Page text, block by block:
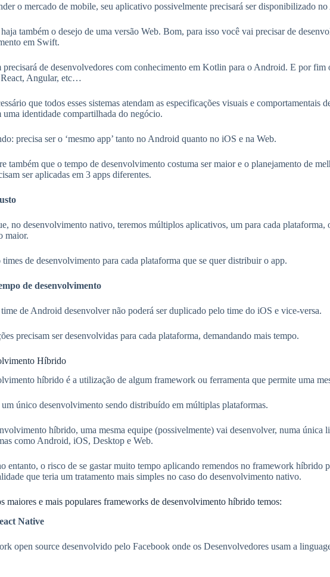
o mercado de mobile, seu aplicativo possivelmente precisará ser disponibilizado
também o desejo de uma versão Web. Bom, para isso você vai precisar de
em Swift.
precisará de desenvolvedores com conhecimento em Kotlin para o Android. E por fim
Angular, etc…
que todos esses sistemas atendam as especificações visuais e comportamentais
uma identidade compartilhada do negócio.
precisa ser o ‘mesmo app’ tanto no Android quanto no iOS e na Web.
também que o tempo de desenvolvimento costuma ser maior e o planejamento de
ser aplicadas em 3 apps diferentes.
no desenvolvimento nativo, teremos múltiplos aplicativos, um para cada plataforma,
maior.
times de desenvolvimento para cada plataforma que se quer distribuir o app.
de desenvolvimento
de Android desenvolver não poderá ser duplicado pelo time do iOS e vice-versa.
precisam ser desenvolvidas para cada plataforma, demandando mais tempo.
Híbrido
híbrido é a utilização de algum framework ou ferramenta que permite uma
um único desenvolvimento sendo distribuído em múltiplas plataformas.
híbrido, uma mesma equipe (possivelmente) vai desenvolver, numa única
como Android, iOS, Desktop e Web.
entanto, o risco de se gastar muito tempo aplicando remendos no framework híbrido
que teria um tratamento mais simples no caso do desenvolvimento nativo.
maiores e mais populares frameworks de desenvolvimento híbrido temos:
Native
open source desenvolvido pelo Facebook onde os Desenvolvedores usam a